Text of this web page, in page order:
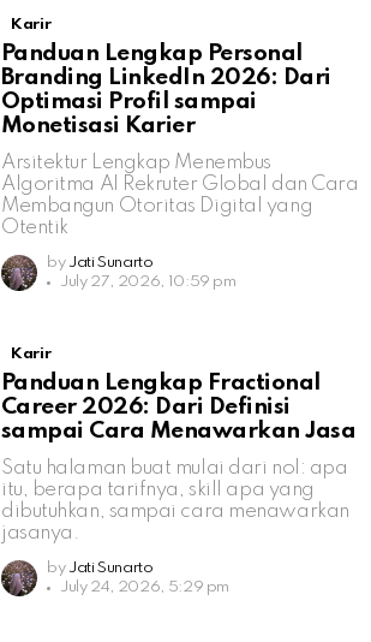
Karir
Panduan Lengkap Personal
Branding LinkedIn 2026: Dari
Optimasi Profil sampai
Monetisasi Karier
Arsitektur Lengkap Menembus
Algoritma AI Rekruter Global dan Cara
Membangun Otoritas Digital yang
Otentik
by Jati Sunarto
July 27, 2026, 10:59 pm
Karir
Panduan Lengkap Fractional
Career 2026: Dari Definisi
sampai Cara Menawarkan Jasa
Satu halaman buat mulai dari nol: apa
itu, berapa tarifnya, skill apa yang
dibutuhkan, sampai cara menawarkan
jasanya.
by Jati Sunarto
July 24, 2026, 5:29 pm